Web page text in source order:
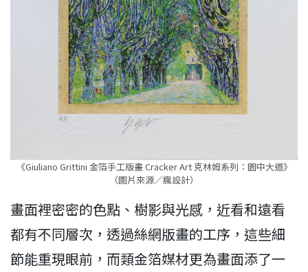
《Giuliano Grittini 金箔手工版畫 Cracker Art 克林姆系列：園中大道》
（圖片來源／瘋設計）
畫面裡密密的色點、樹影與光感，近看和遠看
都有不同層次，透過絲網版畫的工序，這些細
節能重現眼前，而類金箔媒材更為畫面添了一